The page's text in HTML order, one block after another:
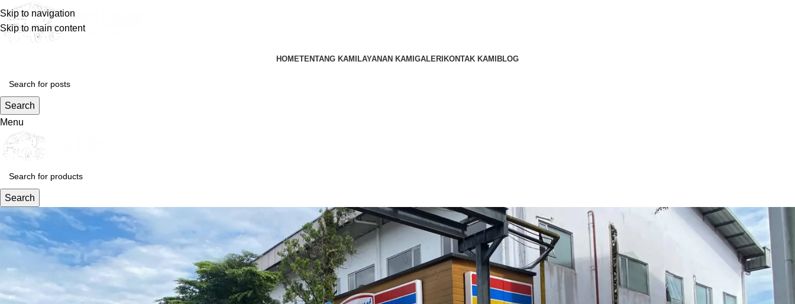
Skip to navigation
Skip to main content
HOMETENTANG KAMI LAYANAN KAMI GALERI KONTAK KAMI BLOG
Search
Menu
Search
Blog
Home Layanan Kami
Layanan Kami
Layanan Solusi Pelancaran WC Tersumbat Wilayah Jakarta
Categories
Blog
Layanan Kami